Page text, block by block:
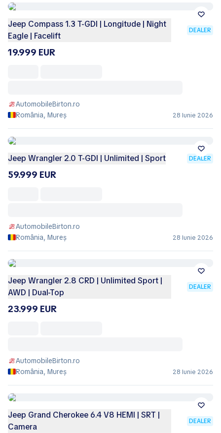
Jeep Compass 1.3 T-GDI | Longitude | Night
Eagle | Facelift
DEALER
19.999 EUR
AutomobileBirton.ro
România, Mureș
28 Iunie 2026
Jeep Wrangler 2.0 T-GDI | Unlimited | Sport DEALER
59.999 EUR
AutomobileBirton.ro
România, Mureș
28 Iunie 2026
Jeep Wrangler 2.8 CRD | Unlimited Sport |
AWD | Dual-Top
DEALER
23.999 EUR
AutomobileBirton.ro
România, Mureș
28 Iunie 2026
Jeep Grand Cherokee 6.4 V8 HEMI | SRT |
Camera
DEALER